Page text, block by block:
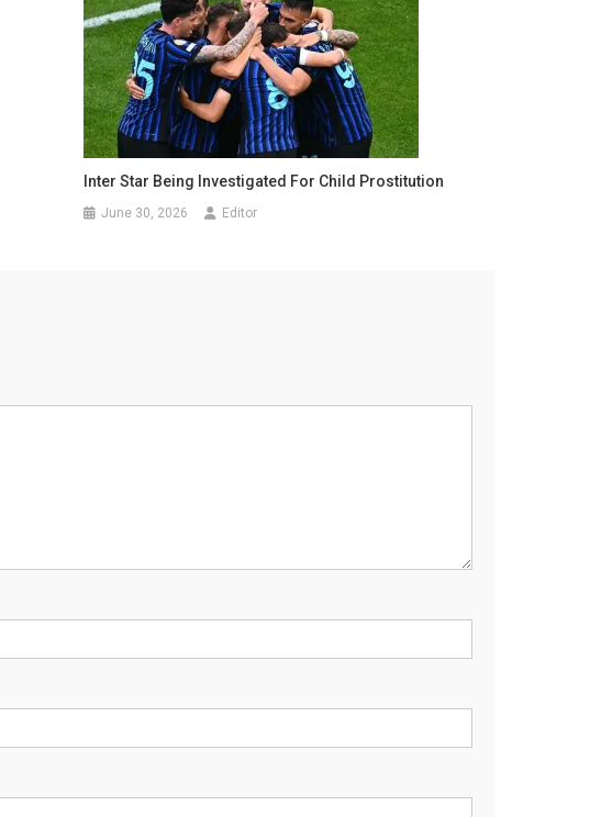
Inter Star Being Investigated For Child Prostitution
June 30, 2026 Editor